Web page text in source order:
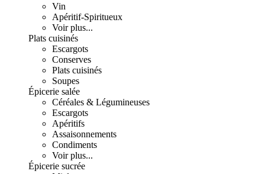
Vin
Apéritif-Spiritueux
Voir plus...
Plats cuisinés
Escargots
Conserves
Plats cuisinés
Soupes
Épicerie salée
Céréales & Légumineuses
Escargots
Apéritifs
Assaisonnements
Condiments
Voir plus...
Épicerie sucrée